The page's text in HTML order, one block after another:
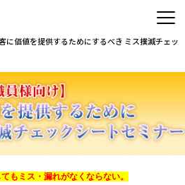
に価値を提供するためにするべき ミス撲滅チェッ
もミス・漏れがなくならない。